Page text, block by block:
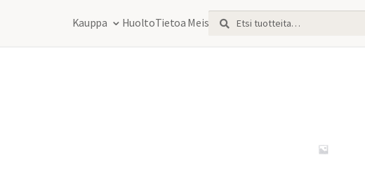
Kauppa HuoltoTietoa MeistäEtsi:
Haku